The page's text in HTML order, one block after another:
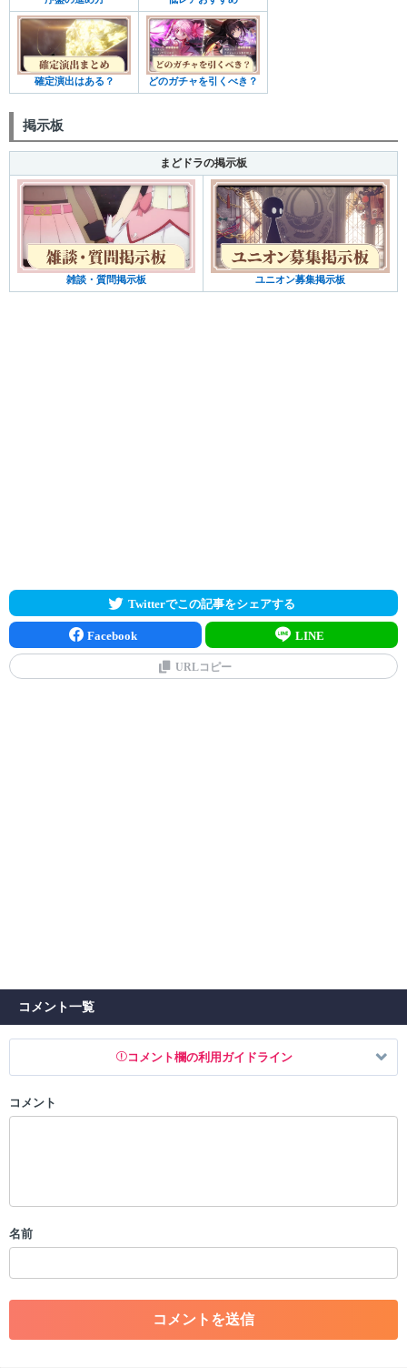
確定演出はある？ どのガチャを引くべき？
掲示板
まどドラの掲示板
雑談・質問掲示板 ユニオン募集掲示板
Twitterでこの記事をシェアする
Facebook LINE
URLコピー
コメント一覧
コメント欄の利用ガイドライン
以下の書き込みを禁止とし、場合によってはコメント削除や書き込み制
・一度削除された投稿を再び投稿すること
・アカウントの売買など金銭が絡む内容の投稿
・各ゲームのネタバレを含む内容の投稿
・その他、管理者が不適切と判断した投稿
コメント
名前